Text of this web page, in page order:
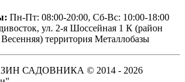
Пн-Пт: 08:00-20:00, Сб-Вс: 10:00-18:00
ул. 2-я Шоссейная 1 К (район
территория Металлобазы
САДОВНИКА © 2014 - 2026